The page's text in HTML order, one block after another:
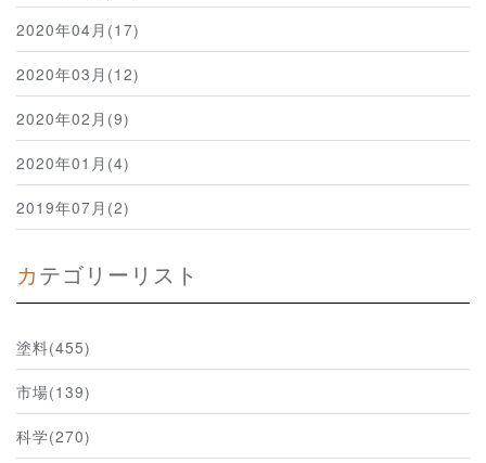
2020年04月(17)
2020年03月(12)
2020年02月(9)
2020年01月(4)
2019年07月(2)
カテゴリーリスト
塗料(455)
市場(139)
科学(270)